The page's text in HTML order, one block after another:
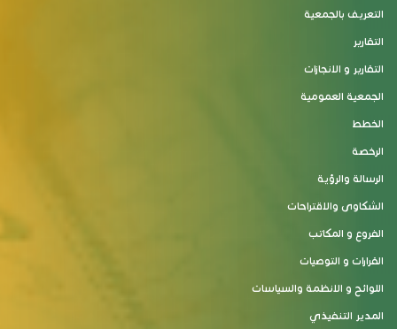
التعريف بالجمعية
التقارير
التقارير و الانجازات
الجمعية العمومية
الخطط
الرخصة
الرسالة والرؤية
الشكاوى والاقتراحات
الفروع و المكاتب
القرارات و التوصيات
اللوائح و الانظمة والسياسات
المدير التنفيذي